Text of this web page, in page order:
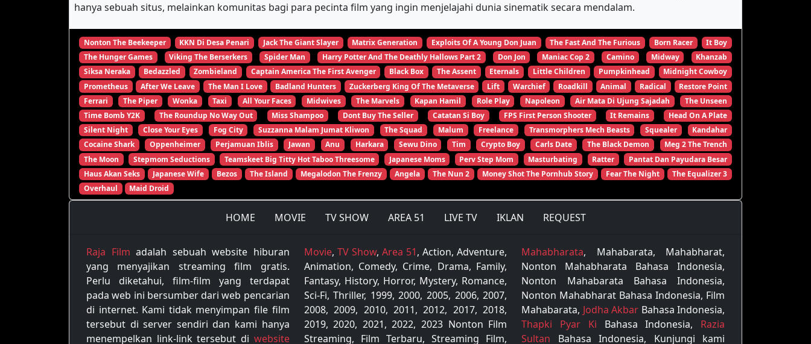
hanya sebuah situs, melainkan komunitas bagi para pecinta film yang ingin menjelajahi dunia sinematik secara mendalam.
Nonton The Beekeeper KKN Di Desa Penari Jack The Giant Slayer Matrix Generation Exploits Of A Young Don Juan The Fast And The Furious Born Racer
It Boy
The Hunger Games
Viking The Berserkers Spider Man Harry Potter And The Deathly Hallows Part 2 Don Jon Maniac Cop 2 Camino Midway
Khanzab
Siksa Neraka
Bedazzled Zombieland Captain America The First Avenger Black Box The Assent Eternals Little Children Pumpkinhead
Midnight Cowboy
Prometheus
After We Leave The Man I Love Badland Hunters Zuckerberg King Of The Metaverse Lift Warchief Roadkill Animal Radical
Restore Point
Ferrari
The Piper Wonka Taxi All Your Faces Midwives The Marvels Kapan Hamil Role Play Napoleon Air Mata Di Ujung Sajadah
The Unseen
Time Bomb Y2K
The Roundup No Way Out Miss Shampoo Dont Buy The Seller Catatan Si Boy FPS First Person Shooter It Remains
Head On A Plate
Silent Night
Close Your Eyes Fog City Suzzanna Malam Jumat Kliwon The Squad Malum Freelance Transmorphers Mech Beasts Squealer
Kandahar
Cocaine Shark
Oppenheimer Perjamuan Iblis Jawan Anu Harkara Sewu Dino Tim Crypto Boy Carls Date The Black Demon
Meg 2 The Trench
The Moon
Stepmom Seductions Teamskeet Big Titty Hot Taboo Threesome Japanese Moms Perv Step Mom Masturbating Ratter
Pantat Dan Payudara Besar
Haus Akan Seks
Japanese Wife Bezos The Island Megalodon The Frenzy Angela The Nun 2 Money Shot The Pornhub Story Fear The Night
The Equalizer 3
Overhaul
Maid Droid
HOME MOVIE TV SHOW AREA 51 LIVE TV IKLAN REQUEST
Raja Film adalah sebuah website hiburan
yang menyajikan streaming film gratis.
Perlu diketahui, film-film yang terdapat
pada web ini bersumber dari web pencarian
di internet. Kami tidak menyimpan file film
tersebut di server sendiri dan kami hanya
menempelkan link-link tersebut di website
Movie, TV Show, Area 51, Action, Adventure,
Animation, Comedy, Crime, Drama, Family,
Fantasy, History, Horror, Mystery, Romance,
Sci-Fi, Thriller, 1999, 2000, 2005, 2006, 2007,
2008, 2009, 2010, 2011, 2012, 2017, 2018,
2019, 2020, 2021, 2022, 2023 Nonton Film
Streaming, Film Terbaru, Streaming Film,
Mahabharata, Mahabarata, Mahabharat,
Nonton Mahabharata Bahasa Indonesia,
Nonton Mahabarata Bahasa Indonesia,
Nonton Mahabharat Bahasa Indonesia, Film
Mahabarata, Jodha Akbar Bahasa Indonesia,
Thapki Pyar Ki Bahasa Indonesia, Razia
Sultan Bahasa Indonesia, Kunjungi kami